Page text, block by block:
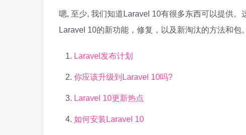
嗯, 至少, 我们知道Laravel 10有很多东西可以提供
Laravel 10的新功能，修复，以及新淘汰的方法和包。
Laravel发布计划
你应该升级到Laravel 10吗?
Laravel 10更新热点
如何安装Laravel 10